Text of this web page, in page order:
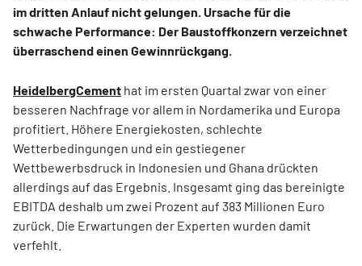
im dritten Anlauf nicht gelungen. Ursache für die
schwache Performance: Der Baustoffkonzern verzeichnet
überraschend einen Gewinnrückgang.
HeidelbergCement hat im ersten Quartal zwar von einer
besseren Nachfrage vor allem in Nordamerika und Europa
profitiert. Höhere Energiekosten, schlechte
Wetterbedingungen und ein gestiegener
Wettbewerbsdruck in Indonesien und Ghana drückten
allerdings auf das Ergebnis. Insgesamt ging das bereinigte
EBITDA deshalb um zwei Prozent auf 383 Millionen Euro
zurück. Die Erwartungen der Experten wurden damit
verfehlt.